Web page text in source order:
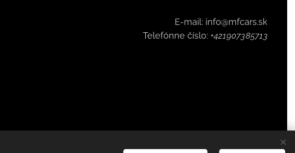
E-mail: info@mfcars.sk
Telefónne číslo: +421907385713